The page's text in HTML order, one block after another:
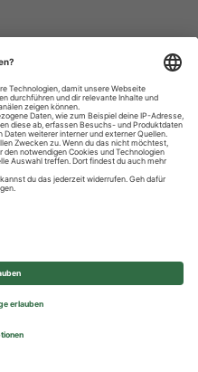
All rights reserved